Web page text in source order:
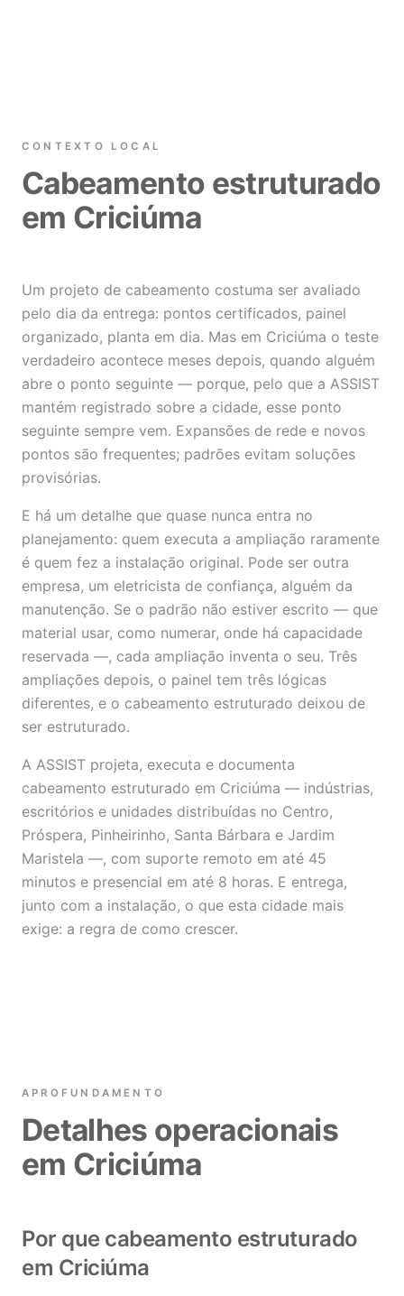
CONTEXTO LOCAL
Cabeamento estruturado
em Criciúma
Um projeto de cabeamento costuma ser avaliado
pelo dia da entrega: pontos certificados, painel
organizado, planta em dia. Mas em Criciúma o teste
verdadeiro acontece meses depois, quando alguém
abre o ponto seguinte — porque, pelo que a ASSIST
mantém registrado sobre a cidade, esse ponto
seguinte sempre vem. Expansões de rede e novos
pontos são frequentes; padrões evitam soluções
provisórias.
E há um detalhe que quase nunca entra no
planejamento: quem executa a ampliação raramente
é quem fez a instalação original. Pode ser outra
empresa, um eletricista de confiança, alguém da
manutenção. Se o padrão não estiver escrito — que
material usar, como numerar, onde há capacidade
reservada —, cada ampliação inventa o seu. Três
ampliações depois, o painel tem três lógicas
diferentes, e o cabeamento estruturado deixou de
ser estruturado.
A ASSIST projeta, executa e documenta
cabeamento estruturado em Criciúma — indústrias,
escritórios e unidades distribuídas no Centro,
Próspera, Pinheirinho, Santa Bárbara e Jardim
Maristela —, com suporte remoto em até 45
minutos e presencial em até 8 horas. E entrega,
junto com a instalação, o que esta cidade mais
exige: a regra de como crescer.
APROFUNDAMENTO
Detalhes operacionais
em Criciúma
Por que cabeamento estruturado
em Criciúma